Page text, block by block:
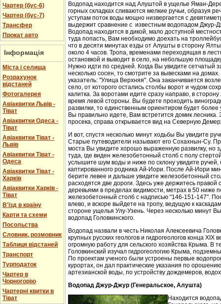
Чартер (бус-6)
Чартер (бус-7)
Трансфер
Прокат авто
Інформація
Міста і селища
Розрахунок
відстаней
Фотогалерея
Авіаквитки Львів -
Тіват
Авіаквитки Одеса -
Тіват
Авіаквитки Тіват -
Львів
Авіаквитки Тіват -
Одеса
Авіаквитки Тіват -
Харків
Авіаквитки Харків -
Тіват
В'їзд в країну
Карти та схеми
Посольства
Словник, розмовник
Таблиця відстаней
Транспорт
Турподаток
Чартер в
Чорногорію
Чартерні квитки в
Тіват
Водопад находится над Алуштой в ущелье Яман-
горных складках сливаются мелкие ручьи, образуя
уступам поток воды мощно низвергается с
выдержит сравнение с известным водопадом Джур-
Водопад находится в дикой, мало доступной
туда попасть, Вам необходимо доехать на
что в десяти минутах езды от Алушты в сторону
около 4 часов. Тропа, временами переходящая в
остановкой и выводит в село, на небольшую
Нужно идти по средней. Когда Вы увидите сетчатый
несколько сосен, то смотрите за вывесками на
указатель: "Улица Верхняя". Она заканчивается
село, от которого остались столбы ворот и чудом
калитка. За воротами идите сразу направо, в
время левой стороны. Вы будете проходить
развилки, то единственным ориентиром будет более
Вы правильно идете, Вам встретится домик лесника.
просека, справа открывается вид на Северную
И вот, спустя несколько минут ходьбы Вы увидите
Старые путеводители называют его Сохахнын-Су.
моста Вы увидите хорошо выраженную развилку, но
туда, где виден железобетонный столб с полу
услышите шум воды и ниже по склону увидите
каптированного родника Ай-Иори. После Ай-Иори
берите левее и дальше увидите железобетонный
расходятся две дороги. Здесь уже держитесь правой
деревьями в пределах видимости, метрах в 50 ниже
железобетонный столб с надписью "146-151-147".
влево, и вскоре выйдете на тропу, ведущую к
стороне ущелья Улу-Узень. Через несколько минут
водопад Головкинского.
Водопад назвали в честь Николая Алексеевича
крупных русских геологов и гидрогеологов конца XIX
огромную работу для сельского хозяйства Крыма. В
Головкинский изучал гидрогеологию Крыма,
По проектам ученого были устроены первые
курортах, он дал практические указания по
артезианской воды, по устройству дождемеров,
Водопад Джур-Джур (Генеральское, Алушта)
Находится